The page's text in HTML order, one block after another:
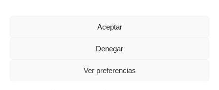
Aceptar
Denegar
Ver preferencias